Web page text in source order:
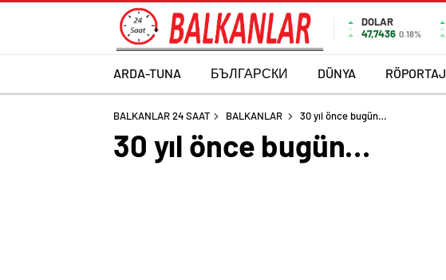
DOLAR
47,7436 0.18%
ARDA-TUNA БЪЛГАРСКИ DÜNYA RÖPORTAJ
BALKANLAR 24 SAAT BALKANLAR 30 yıl önce bugün…
30 yıl önce bugün…